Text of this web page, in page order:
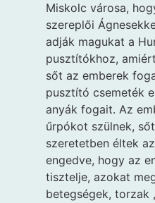
Miskolc városa,
szereplői
adják magukat a
pusztítókhoz,
sőt az emberek
pusztító csemeték
anyák fogait. Az
űrpókot szülnek,
szeretetben éltek
engedve, hogy az
tisztelje, azokat
betegségek, torzak